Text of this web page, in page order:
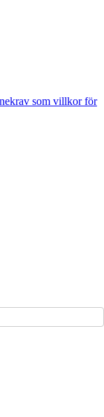
som villkor för